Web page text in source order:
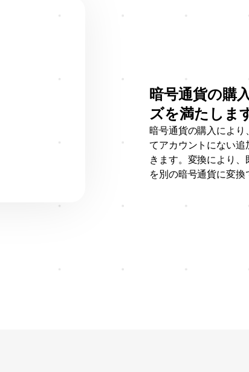
暗号通貨の購
ズを満たしま
暗号通貨の購入により
てアカウントにない
きます。変換により
を別の暗号通貨に変換